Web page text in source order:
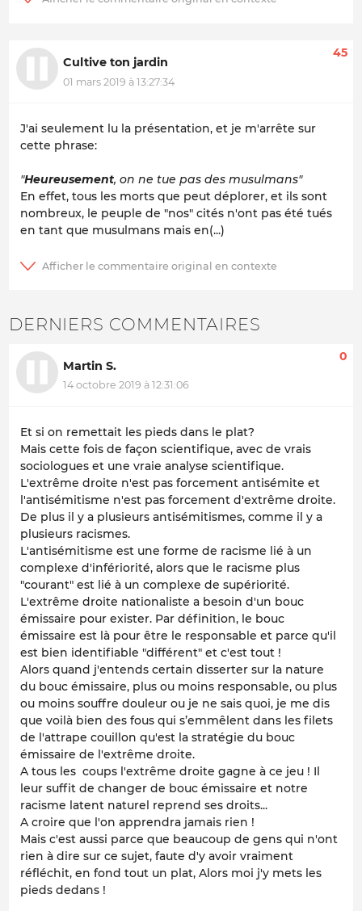
Cultive ton jardin
01 mars 2019 à 13:27:34
45
J'ai seulement lu la présentation, et je m'arrête sur
cette phrase:
"Heureusement, on ne tue pas des musulmans"
En effet, tous les morts que peut déplorer, et ils sont
nombreux, le peuple de "nos" cités n'ont pas été tués
en tant que musulmans mais en(...)
DERNIERS COMMENTAIRES
Martin S.
14 octobre 2019 à 12:31:06
0
Et si on remettait les pieds dans le plat?
Mais cette fois de façon scientifique, avec de vrais
sociologues et une vraie analyse scientifique.
L'extrême droite n'est pas forcement antisémite et
l'antisémitisme n'est pas forcement d'extrême droite.
De plus il y a plusieurs antisémitismes, comme il y a
plusieurs racismes.
L'antisémitisme est une forme de racisme lié à un
complexe d'infériorité, alors que le racisme plus
"courant" est lié à un complexe de supériorité.
L'extrême droite nationaliste a besoin d'un bouc
émissaire pour exister. Par définition, le bouc
émissaire est là pour être le responsable et parce qu'il
est bien identifiable "différent" et c'est tout !
Alors quand j'entends certain disserter sur la nature
du bouc émissaire, plus ou moins responsable, ou plus
ou moins souffre douleur ou je ne sais quoi, je me dis
que voilà bien des fous qui s’emmêlent dans les filets
de l'attrape couillon qu'est la stratégie du bouc
émissaire de l'extrême droite.
A tous les coups l'extrême droite gagne à ce jeu ! Il
leur suffit de changer de bouc émissaire et notre
racisme latent naturel reprend ses droits...
A croire que l'on apprendra jamais rien !
Mais c'est aussi parce que beaucoup de gens qui n'ont
rien à dire sur ce sujet, faute d'y avoir vraiment
réfléchit, en fond tout un plat, Alors moi j'y mets les
pieds dedans !